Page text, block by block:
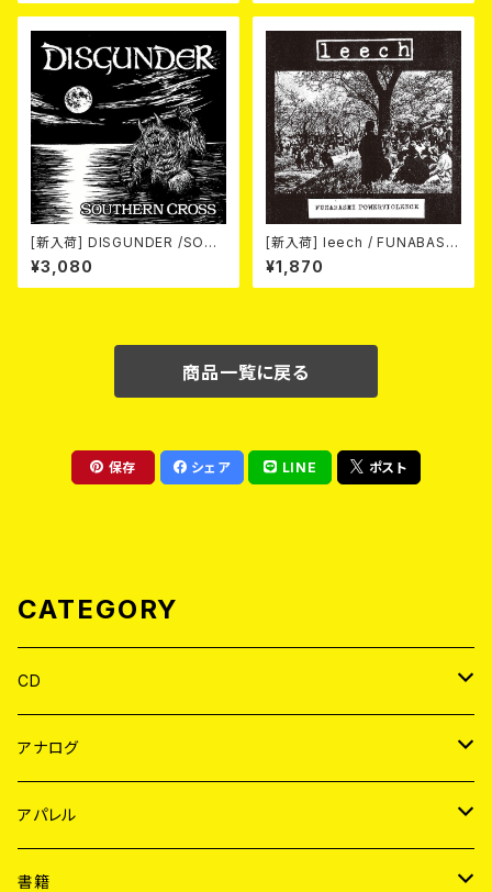
[新入荷] DISGUNDER /SOUT
HERN CROSS (CD)
¥3,080
[新入荷] leech / FUNABASHI
POWERVIOLENCE (CD)
¥1,870
商品一覧に戻る
保存 シェア LINE ポスト
CATEGORY
CD
JAPAN
WORLD
アナログ
JAPAN
７EP
WORLD
アパレル
JAPAN
書籍